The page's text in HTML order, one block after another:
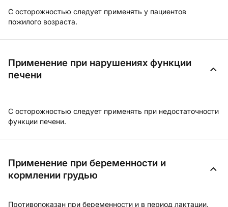
С осторожностью следует применять у пациентов
пожилого возраста.
Применение при нарушениях функции
печени
С осторожностью следует применять при недостаточности
функции печени.
Применение при беременности и
кормлении грудью
Противопоказан при беременности и в период лактации.